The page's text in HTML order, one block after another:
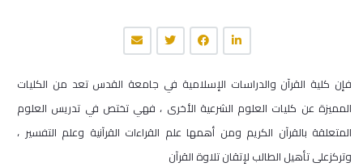
فإن كلية القرآن والدراسات الإسلامية في جامعة القدس تعد من الكليات
المميزة عن كليات العلوم الشرعية الأخرى ، فهي تختص في تدريس العلوم
المتعلقة بالقرآن الكريم ومن أهمها علم القراءات القرآنية وعلم التفسير ،
وتركزعلى تأهيل الطالب لإتقان تلاوة القرآن